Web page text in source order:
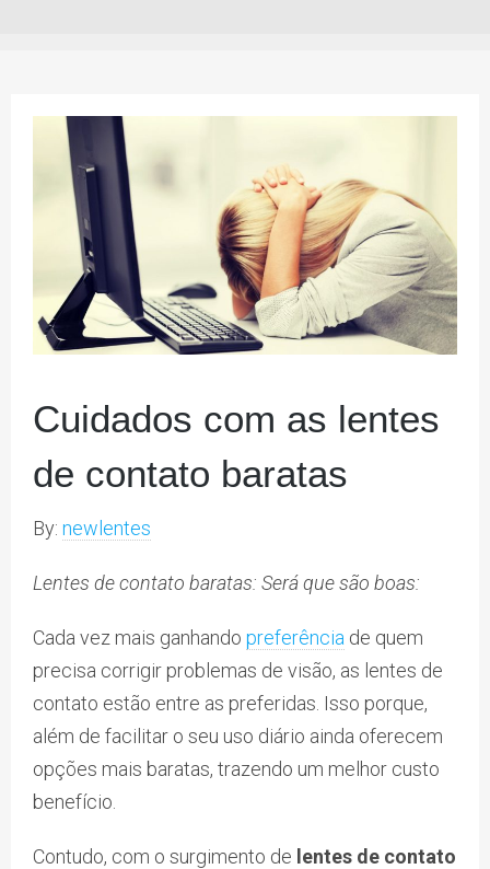
Cuidados com as lentes
de contato baratas
By: newlentes
Lentes de contato baratas: Será que são boas:
Cada vez mais ganhando preferência de quem
precisa corrigir problemas de visão, as lentes de
contato estão entre as preferidas. Isso porque,
além de facilitar o seu uso diário ainda oferecem
opções mais baratas, trazendo um melhor custo
benefício.
Contudo, com o surgimento de lentes de contato